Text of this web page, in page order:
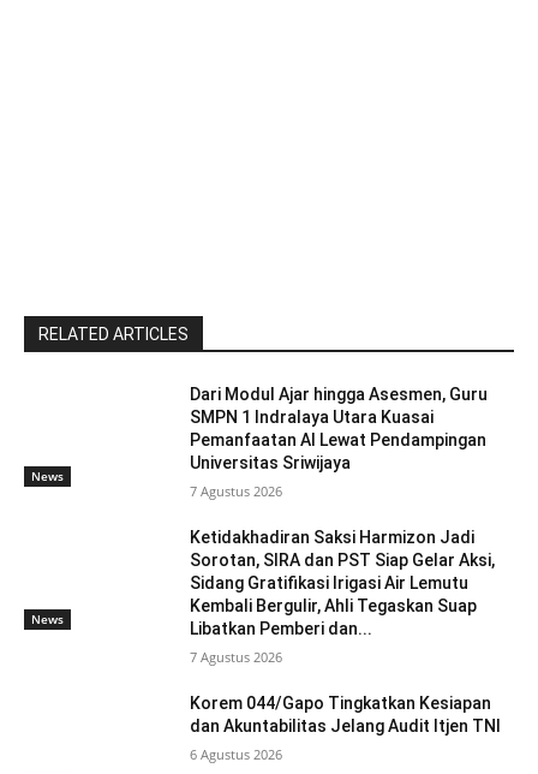
RELATED ARTICLES
News
Dari Modul Ajar hingga Asesmen, Guru
SMPN 1 Indralaya Utara Kuasai
Pemanfaatan AI Lewat Pendampingan
Universitas Sriwijaya
7 Agustus 2026
News
Ketidakhadiran Saksi Harmizon Jadi
Sorotan, SIRA dan PST Siap Gelar Aksi,
Sidang Gratifikasi Irigasi Air Lemutu
Kembali Bergulir, Ahli Tegaskan Suap
Libatkan Pemberi dan...
7 Agustus 2026
Korem 044/Gapo Tingkatkan Kesiapan
dan Akuntabilitas Jelang Audit Itjen TNI
6 Agustus 2026